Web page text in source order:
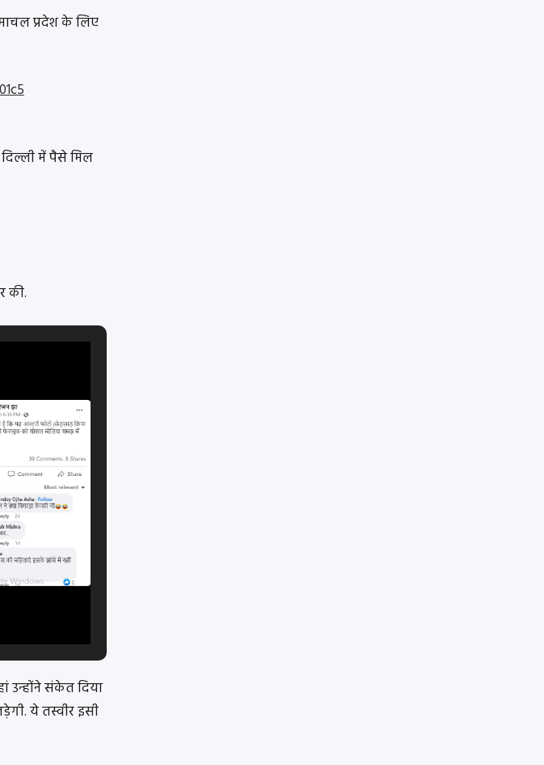
प्रदेश के लिए
में पैसे मिल
की.
उन्होंने संकेत दिया
ये तस्वीर इसी